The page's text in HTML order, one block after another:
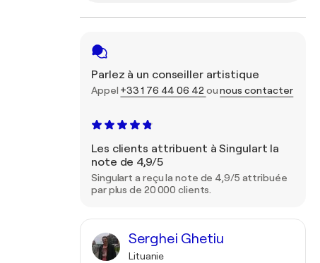
Parlez à un conseiller artistique
Appel +33 1 76 44 06 42 ounous contacter
Les clients attribuent à Singulart la
note de 4,9/5
Singulart a reçu la note de 4,9/5 attribuée
par plus de 20 000 clients.
Serghei Ghetiu
Lituanie